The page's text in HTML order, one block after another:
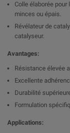
Colle élaborée
minces ou épais.
Révélateur de
catalyseur.
Avantages:
Résistance élevée
Excellente
Durabilité
Formulation
Applications: